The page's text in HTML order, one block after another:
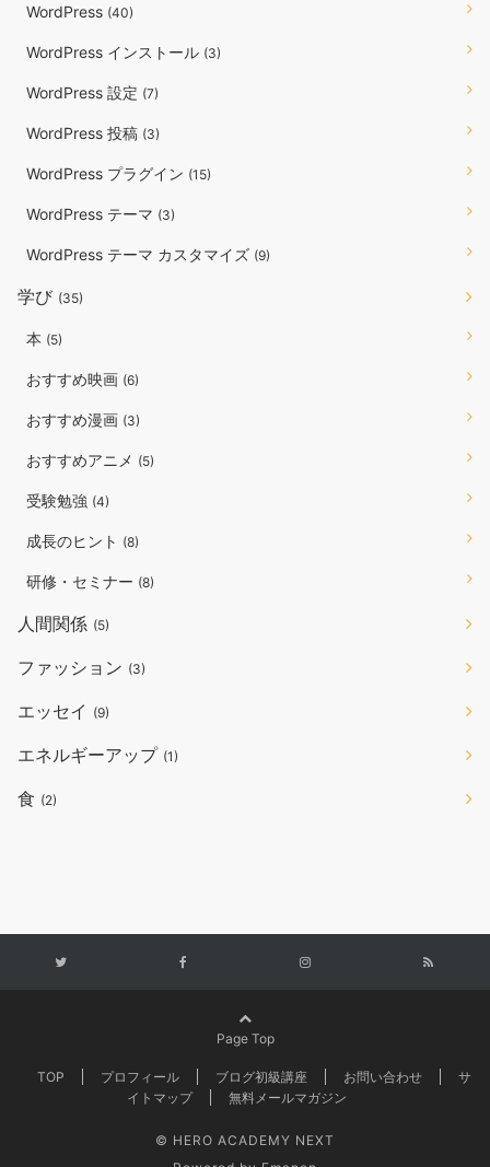
WordPress (40)
WordPress インストール (3)
WordPress 設定 (7)
WordPress 投稿 (3)
WordPress プラグイン (15)
WordPress テーマ (3)
WordPress テーマ カスタマイズ (9)
学び (35)
本 (5)
おすすめ映画 (6)
おすすめ漫画 (3)
おすすめアニメ (5)
受験勉強 (4)
成長のヒント (8)
研修・セミナー (8)
人間関係 (5)
ファッション (3)
エッセイ (9)
エネルギーアップ (1)
食 (2)
Page Top
TOP プロフィール ブログ初級講座 お問い合わせ
サ
イトマップ
無料メールマガジン
© HERO ACADEMY NEXT